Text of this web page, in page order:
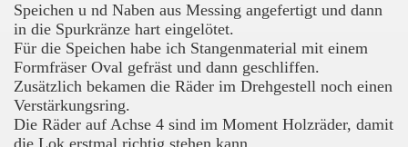
Speichen u nd Naben aus Messing angefertigt und dann
in die Spurkränze hart eingelötet.
Für die Speichen habe ich Stangenmaterial mit einem
Formfräser Oval gefräst und dann geschliffen.
Zusätzlich bekamen die Räder im Drehgestell noch einen
Verstärkungsring.
Die Räder auf Achse 4 sind im Moment Holzräder, damit
die Lok erstmal richtig stehen kann